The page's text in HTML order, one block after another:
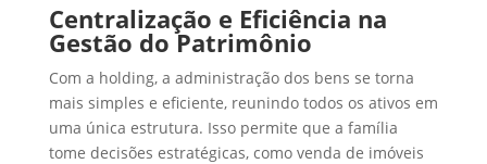
Centralização e Eficiência na
Gestão do Patrimônio
Com a holding, a administração dos bens se torna
mais simples e eficiente, reunindo todos os ativos em
uma única estrutura. Isso permite que a família
tome decisões estratégicas, como venda de imóveis